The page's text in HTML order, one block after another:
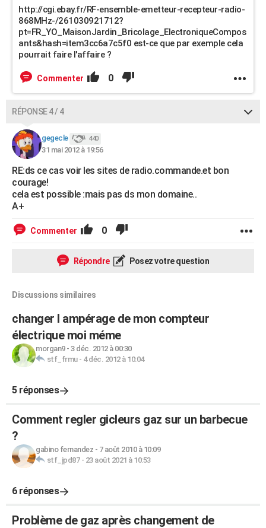
http://cgi.ebay.fr/RF-ensemble-emetteur-recepteur-radio-
868MHz-/261030921712?
pt=FR_YO_MaisonJardin_Bricolage_ElectroniqueCompos
ants&hash=item3cc6a7c5f0 est-ce que par exemple cela
pourrait faire l'affaire ?
Commenter 0
RÉPONSE 4 / 4
gegecle 440
31 mai 2012 à 19:56
RE:ds ce cas voir les sites de radio.commande.et bon
courage!
cela est possible :mais pas ds mon domaine..
A+
Commenter 0
Répondre Posez votre question
Discussions similaires
changer l ampérage de mon compteur
électrique moi méme
morgan9- 3 déc. 2012 à 00:30
stf_frmu- 4 déc. 2012 à 10:04
5 réponses
Comment regler gicleurs gaz sur un barbecue
?
gabino fernandez - 7 août 2010 à 10:09
stf_jpd87- 23 août 2021 à 10:53
6 réponses
Problème de gaz après changement de